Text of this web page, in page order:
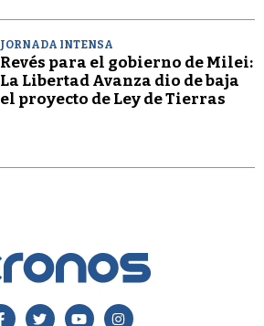
JORNADA INTENSA
Revés para el gobierno de Milei:
La Libertad Avanza dio de baja
el proyecto de Ley de Tierras